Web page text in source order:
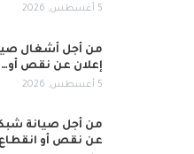
5 أغسطس, 2026
من أجل أشغال
إعلان عن نقص أو…
5 أغسطس, 2026
من أجل صيانة
عن نقص أو